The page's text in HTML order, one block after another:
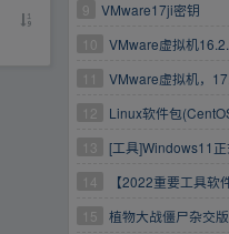
9
VMware17ji密钥
10
VMware虚拟机
11
VMware虚拟机，
12
Linux软件包
13
[工具]Windows11正
14
【2022重要工具
版——虚拟机必备（全版
15
植物大战僵尸杂交